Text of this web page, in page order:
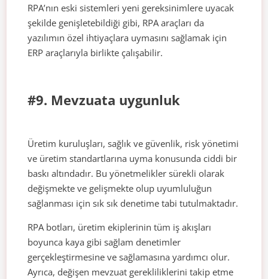
RPA’nın eski sistemleri yeni gereksinimlere uyacak
şekilde genişletebildiği gibi, RPA araçları da
yazılımın özel ihtiyaçlara uymasını sağlamak için
ERP araçlarıyla birlikte çalışabilir.
#9. Mevzuata uygunluk
Üretim kuruluşları, sağlık ve güvenlik, risk yönetimi
ve üretim standartlarına uyma konusunda ciddi bir
baskı altındadır. Bu yönetmelikler sürekli olarak
değişmekte ve gelişmekte olup uyumluluğun
sağlanması için sık sık denetime tabi tutulmaktadır.
RPA botları, üretim ekiplerinin tüm iş akışları
boyunca kaya gibi sağlam denetimler
gerçekleştirmesine ve sağlamasına yardımcı olur.
Ayrıca, değişen mevzuat gerekliliklerini takip etme